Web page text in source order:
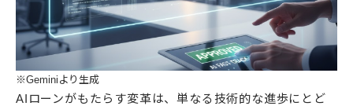
※Geminiより生成
AIローンがもたらす変革は、単なる技術的な進歩にとど